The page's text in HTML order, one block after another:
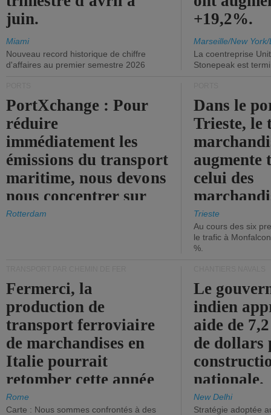
juin.
Miami
Nouveau record historique de chiffre
d'affaires au premier semestre 2026
+19,2%.
Marseille/New
La coentreprise
Stonepeak est
PortXchange : Pour
réduire
immédiatement les
émissions du transport
maritime, nous devons
nous concentrer sur
les ports.
Rotterdam
Dans le
Trieste, le
augmente
celui des
diminue.
Trieste
Au cours des six
le trafic à
%.
Fermerci, la
production de
transport ferroviaire
de marchandises en
Italie pourrait
retomber cette année
aux niveaux de 2015.
Rome
Carte : Nous sommes confrontés à des
Le
indien
aide de
de dollars
nationale.
New Delhi
Stratégie adoptée